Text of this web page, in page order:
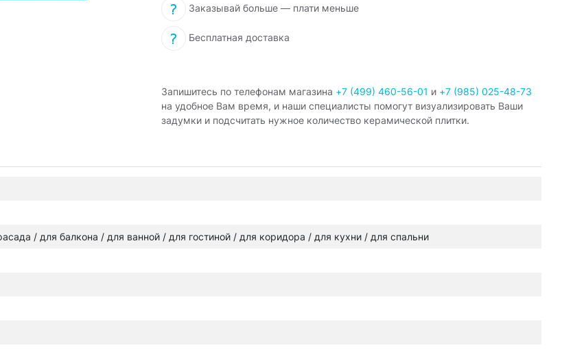
Заказывай больше — плати меньше
Бесплатная доставка
Запишитесь по телефонам магазина +7 (499) 460-56-01 и +7 (985) 025-48-73
на удобное Вам время, и наши специалисты помогут визуализировать Ваши
задумки и подсчитать нужное количество керамической плитки.
/ для балкона / для ванной / для гостиной / для коридора / для кухни / для спальни